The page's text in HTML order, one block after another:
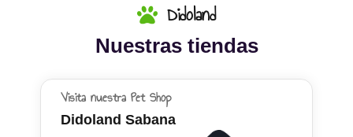
Didoland
Nuestras tiendas
Visita nuestra Pet Shop
Didoland Sabana